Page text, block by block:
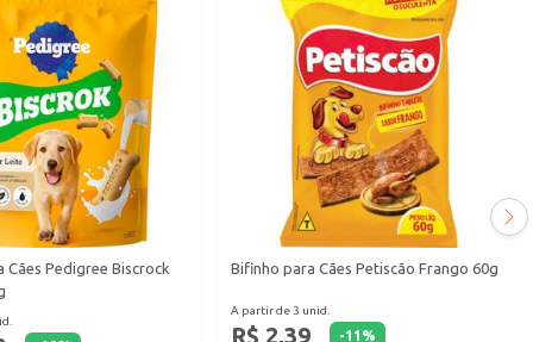
Cães Pedigree Biscrock
Bifinho para Cães Petiscão Frango 60g
A partir de 3 unid.
R$ 2,39 -11 %